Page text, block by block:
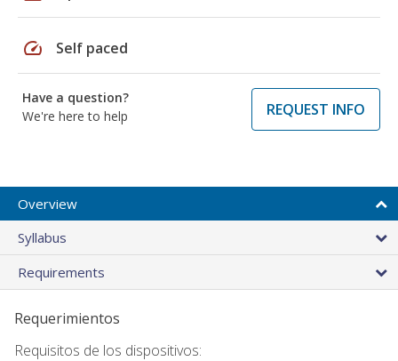
speed Self paced
Have a question?
We're here to help
REQUEST INFO
Overview
Syllabus
Requirements
Requerimientos
Requisitos de los dispositivos: